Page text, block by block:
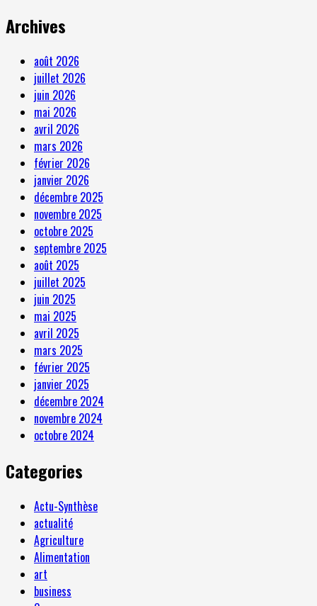
Archives
août 2026
juillet 2026
juin 2026
mai 2026
avril 2026
mars 2026
février 2026
janvier 2026
décembre 2025
novembre 2025
octobre 2025
septembre 2025
août 2025
juillet 2025
juin 2025
mai 2025
avril 2025
mars 2025
février 2025
janvier 2025
décembre 2024
novembre 2024
octobre 2024
Categories
Actu-Synthèse
actualité
Agriculture
Alimentation
art
business